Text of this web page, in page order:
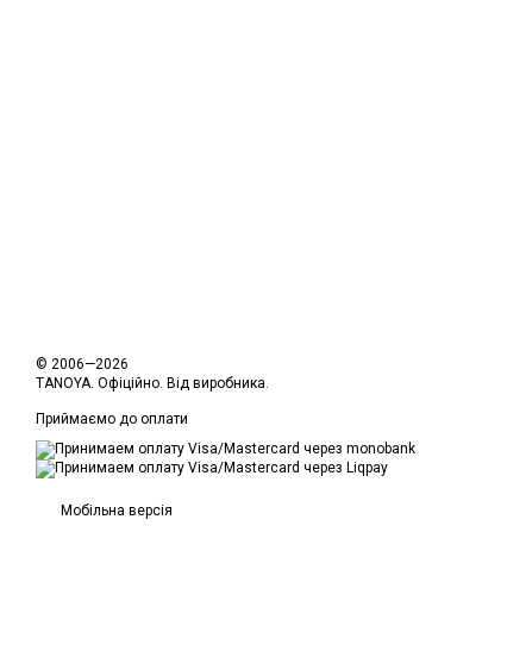
© 2006—2026
TANOYA. Офіційно. Від виробника.
Приймаємо до оплати
Мобільна версія